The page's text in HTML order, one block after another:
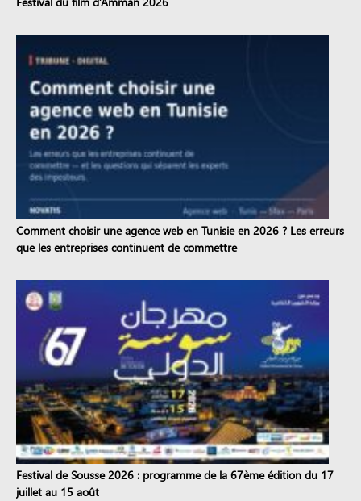
Comment choisir une agence web en Tunisie en 2026 ? Les erreurs
que les entreprises continuent de commettre
Festival de Sousse 2026 : programme de la 67ème édition du 17
juillet au 15 août